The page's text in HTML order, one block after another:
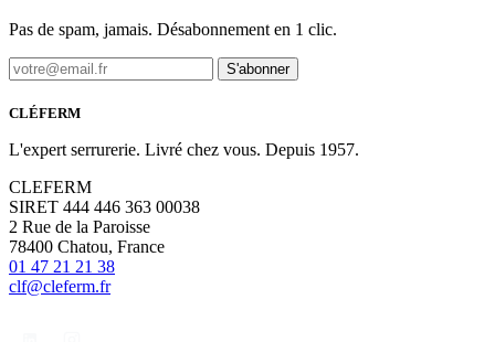
Pas de spam, jamais. Désabonnement en 1 clic.
S'abonner
CLÉFERM
L'expert serrurerie. Livré chez vous. Depuis 1957.
CLEFERM
SIRET 444 446 363 00038
2 Rue de la Paroisse
78400 Chatou, France
01 47 21 21 38
clf@cleferm.fr